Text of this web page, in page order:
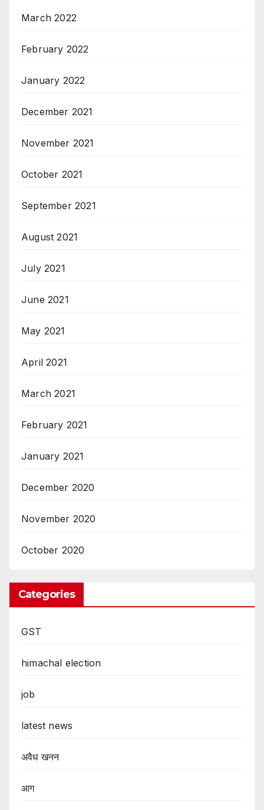
March 2022
February 2022
January 2022
December 2021
November 2021
October 2021
September 2021
August 2021
July 2021
June 2021
May 2021
April 2021
March 2021
February 2021
January 2021
December 2020
November 2020
October 2020
Categories
GST
himachal election
job
latest news
अवैध खनन
आग